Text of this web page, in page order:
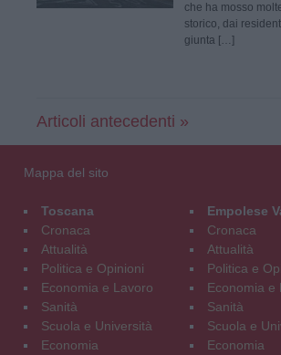
che ha mosso
storico, dai
giunta […]
Articoli antecedenti »
Mappa del sito
Toscana
Cronaca
Attualità
Politica e Opinioni
Economia e Lavoro
Sanità
Scuola e Università
Economia
Empolese
Cronaca
Attualità
Politica e
Economia e
Sanità
Scuola e
Economia